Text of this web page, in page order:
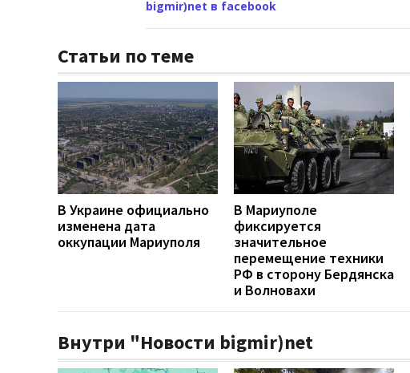
bigmir)net в facebook
Статьи по теме
В Украине официально
изменена дата
оккупации Мариуполя
В Мариуполе
фиксируется
значительное
перемещение техники
РФ в сторону Бердянска
и Волновахи
Внутри "Новости bigmir)net